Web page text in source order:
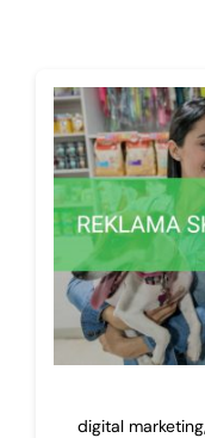
digital marketing,